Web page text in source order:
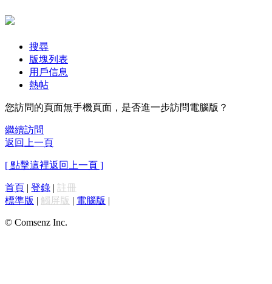
搜尋
版塊列表
用戶信息
熱帖
您訪問的頁面無手機頁面，是否進一步訪問電腦版？
繼續訪問
返回上一頁
[ 點擊這裡返回上一頁 ]
首頁 | 登錄 | 註冊
標準版 | 觸屏版 | 電腦版 |
© Comsenz Inc.